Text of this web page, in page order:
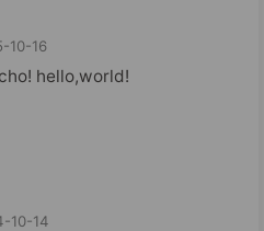
10-16
hello,world!
10-14